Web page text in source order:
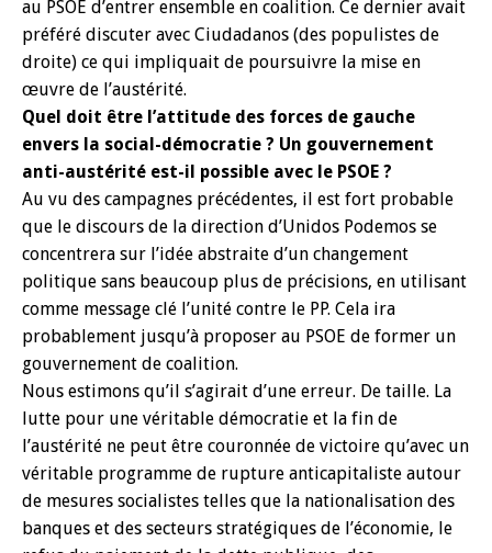
au PSOE d’entrer ensemble en coalition. Ce dernier avait
préféré discuter avec Ciudadanos (des populistes de
droite) ce qui impliquait de poursuivre la mise en
œuvre de l’austérité.
Quel doit être l’attitude des forces de gauche
envers la social-démocratie ? Un gouvernement
anti-austérité est-il possible avec le PSOE ?
Au vu des campagnes précédentes, il est fort probable
que le discours de la direction d’Unidos Podemos se
concentrera sur l’idée abstraite d’un changement
politique sans beaucoup plus de précisions, en utilisant
comme message clé l’unité contre le PP. Cela ira
probablement jusqu’à proposer au PSOE de former un
gouvernement de coalition.
Nous estimons qu’il s’agirait d’une erreur. De taille. La
lutte pour une véritable démocratie et la fin de
l’austérité ne peut être couronnée de victoire qu’avec un
véritable programme de rupture anticapitaliste autour
de mesures socialistes telles que la nationalisation des
banques et des secteurs stratégiques de l’économie, le